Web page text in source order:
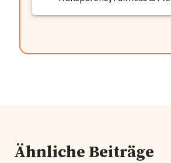
Ähnliche Beiträge